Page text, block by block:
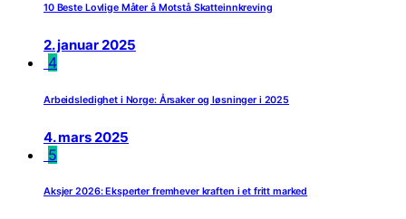
10 Beste Lovlige Måter å Motstå Skatteinnkreving
2. januar 2025
4
Arbeidsledighet i Norge: Årsaker og løsninger i 2025
4. mars 2025
5
Aksjer 2026: Eksperter fremhever kraften i et fritt marked